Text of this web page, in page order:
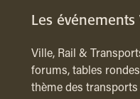
Les événements
Ville, Rail &
forums, tables
thème des